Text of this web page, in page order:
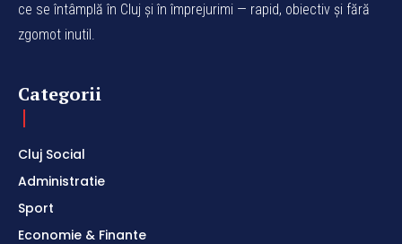
ce se întâmplă în Cluj și în împrejurimi — rapid, obiectiv și fără
zgomot inutil.
Categorii
Cluj Social
Administratie
Sport
Economie & Finante